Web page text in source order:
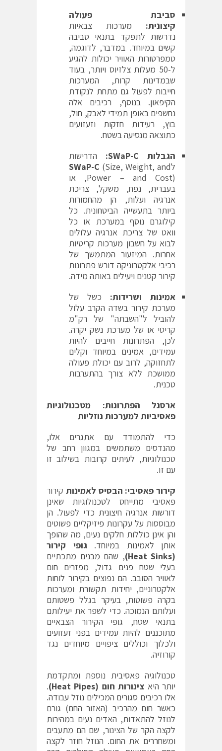
סביבת פעולה
קיצונית: מערכות צבאיות
נדרשות לתפקד בתנאי סביבה
קשים במיוחד. במדבר, לדוגמה,
טמפרטורות האוויר יכולות להגיע
ל-50 מעלות צלזיוס ויותר, בעוד
שבמדינות קרות, המערכות
חייבות לפעול גם מתחת לנקודת
הקיפאון. בנוסף, רכיבים אלה
נחשפים באופן תמידי לאבק, חול,
בוץ, רעידות חזקות וזעזועים
כתוצאה מנסיעה בשטח.
הגבלות SWaP-C
: הדרישות
ל
SWaP-C (Size, Weight, and
Power – and Cost), או
בעברית, נפח, משקל, צריכת
אנרגיה ועלות, הן מהחמורות
ביותר בתעשייה הביטחונית. כל
קילוגרם נוסף במערכת או כל
וואט של צריכת אנרגיה עלולים
לבוא על חשבון מערכות קריטיות
אחרות. המיזעור המתמשך של
רכיבי אלקטרוניקה דורש פתרונות
קירור קטנים ויעילים באותה מידה.
אמינות ושרידות: כשל של
מערכת קירור בשדה הקרב עלול
להוביל ל"השבתה" של רק"מ
קריטי או של מערכת נשק יקרה.
לכן, הפתרונות חייבים להיות
עמידים, אמינים במיוחד וקלים
לתחזוקה, לרוב עם יכולת פעולה
ממושכת ללא צורך בהתערבות
טכנית.
ארסנל הפתרונות: מטכנולוגיות
פאסיביות למערכות נוזליות
כדי להתמודד עם אתגרים אלו,
מהנדסים משתמשים במגוון רחב של
טכנולוגיות, לעיתים קרובות בשילוב זו
עם זו.
קירור פאסיבי: הבסיס לאמינות קירור
פאסיבי מתייחס לטכנולוגיות שאינן
דורשות אנרגיה חיצונית כדי לפעול. הן
מבוססות על עקרונות פיזיקליים פשוטים
והן אינן כוללות חלקים נעים, מה שהופך
אותן לאמינות במיוחד.גופי קירור
(
Heat Sinks
), שהם מבנים מתכתיים
בעלי שטח פנים גדול, מפזרים חום
לאוויר הסובב. הם נפוצים בקירור לוחות
אלקטרוניים, יחידות תקשורת ומערכות
בקרה פשוטות, בעיקר בגלל פשטותם
ועלותם הנמוכה. כדי לשפר את יעילותם
בתנאי שטח, גופי הקירור הצבאיים
מתוכננים להיות עמידים בפני זעזועים
ולכלוך וכוללים ציפויים מיוחדים נגד
קורוזיה.
טכנולוגיה פאסיבית נוספת ומתקדמת
יותר היא צינורות חום (Heat Pipes
)
.
אלו רכיבים סגורים המכילים נוזל עבודה.
כאשר חום מהרכיב (האזור החם) גורם
לנוזל להתאדות, האדים נעים במהירות
לקצה הקר של הצינור, שם הם מתעבים
ומשחררים את החום. הנוזל חוזר לקצה